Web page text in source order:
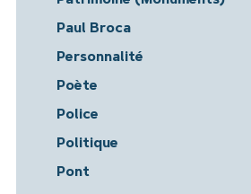
Paul Broca
Personnalité
Poète
Police
Politique
Pont